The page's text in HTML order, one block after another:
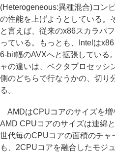
(Heterogeneous:異種混合)コン
の性能を上げようとしている。
と言えば、従来のx86スカラパ
っている。もっとも、Intelは
6-bit幅のAVXへと拡張している
ャの違いは、ベクタプロセッシ
側のどちらで行なうかの、切り
る。
AMDはCPUコアのサイズを増
AMD CPUコアのサイズは連綿
世代毎のCPUコアの面積のチ
も、2CPUコアを融合したモジ